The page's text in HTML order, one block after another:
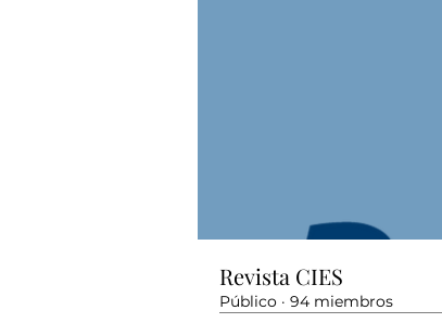
Revista CIES
Público · 94 miembros